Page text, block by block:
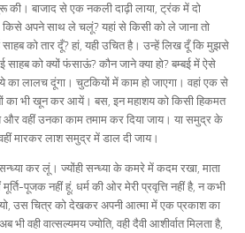
की। बाजाद से एक नकली दाढ़ी लाया, ट्रंक में दो
किसे अपने साथ ले चलूं? यहां से किसी को ले जाना तो
साहब को तार दूँ? हां, यही उचित है। उन्हें लिख दूँ कि मुझसे
को क्यों फंसाऊं? कौन जाने क्या हो? बम्बई में ऐसे
लालच दूंगा। चुटकियों में काम हो जाएगा। वहां एक से
का भी खून कर आयें। बस, इन महाशय को किसी हिकमत
वहीं उनका काम तमाम कर दिया जाय। या समुद्र के
मारकर लाश समुद्र में डाल दी जाय।
कर लूं। ज्योंही सन्ध्या के कमरे में कदम रखा, माता
पूजक नहीं हूं, धर्म की ओर मेरी प्रवृत्ति नहीं है, न कभी
उस चित्र को देखकर अपनी आत्मा में एक प्रकाश का
वही वात्सल्यमय ज्योति, वही दैवी आशीर्वात मिलता है,